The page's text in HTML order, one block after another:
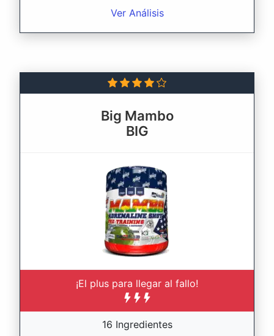
Ver Análisis
Big Mambo
BIG
¡El plus para llegar al fallo!
16 Ingredientes